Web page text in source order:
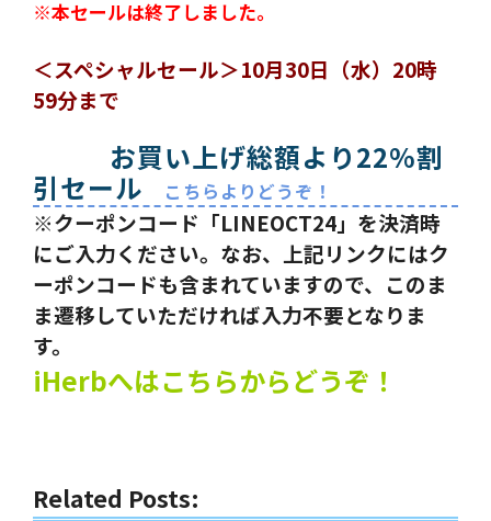
※本セールは終了しました。
＜スペシャルセール＞10月30日（水）20時
59分まで
お買い上げ総額より22%割
引セール
こちらよりどうぞ！
※クーポンコード「LINEOCT24」を決済時
にご入力ください。なお、上記リンクにはク
ーポンコードも含まれていますので、このま
ま遷移していただければ入力不要となりま
す。
iHerbへはこちらからどうぞ！
Related Posts: